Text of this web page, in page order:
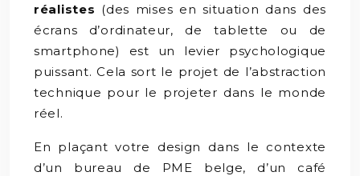
réalistes (des mises en situation dans des
écrans d’ordinateur, de tablette ou de
smartphone) est un levier psychologique
puissant. Cela sort le projet de l’abstraction
technique pour le projeter dans le monde
réel.
En plaçant votre design dans le contexte
d’un bureau de PME belge, d’un café